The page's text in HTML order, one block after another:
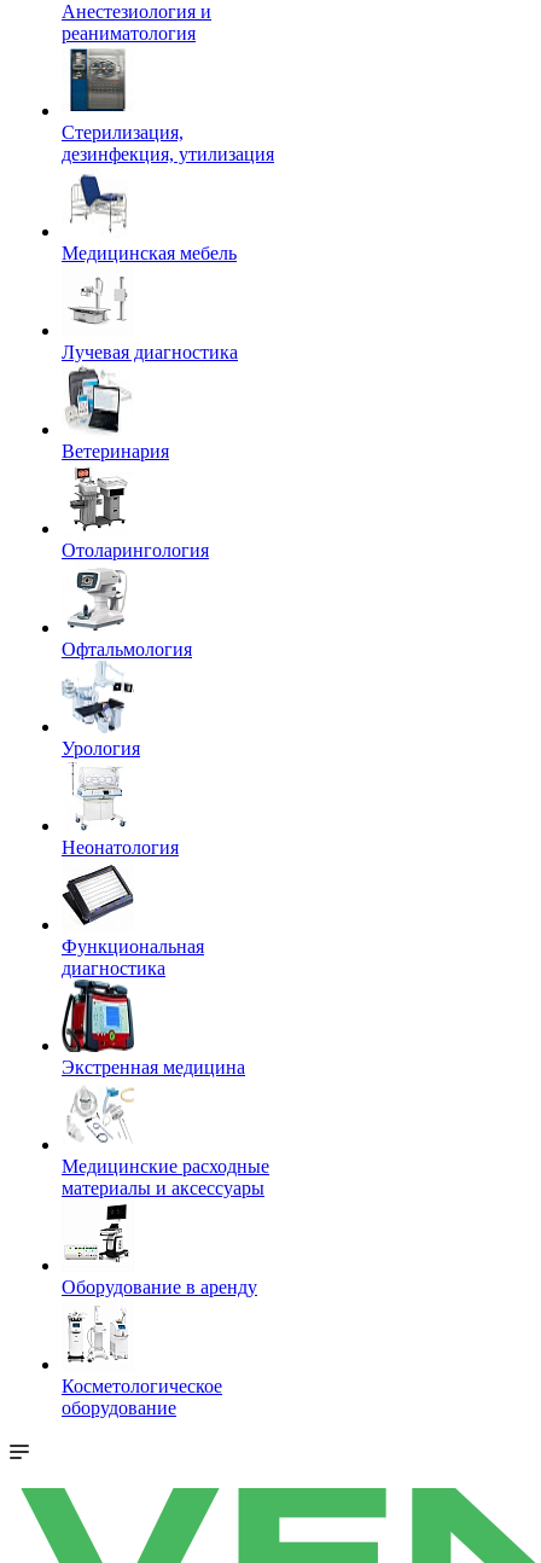
Анестезиология и
реаниматология
Стерилизация,
дезинфекция, утилизация
Медицинская мебель
Лучевая диагностика
Ветеринария
Отоларингология
Офтальмология
Урология
Неонатология
Функциональная
диагностика
Экстренная медицина
Медицинские расходные
материалы и аксессуары
Оборудование в аренду
Косметологическое
оборудование